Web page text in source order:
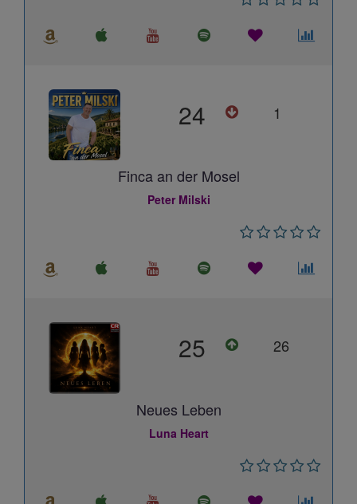
24 1
Finca an der Mosel
Peter Milski
25 26
Neues Leben
Luna Heart